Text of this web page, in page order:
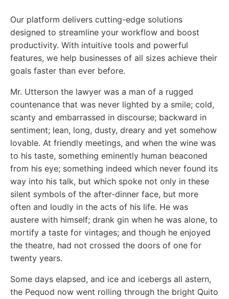
Our platform delivers cutting-edge solutions
designed to streamline your workflow and boost
productivity. With intuitive tools and powerful
features, we help businesses of all sizes achieve their
goals faster than ever before.
Mr. Utterson the lawyer was a man of a rugged
countenance that was never lighted by a smile; cold,
scanty and embarrassed in discourse; backward in
sentiment; lean, long, dusty, dreary and yet somehow
lovable. At friendly meetings, and when the wine was
to his taste, something eminently human beaconed
from his eye; something indeed which never found its
way into his talk, but which spoke not only in these
silent symbols of the after-dinner face, but more
often and loudly in the acts of his life. He was
austere with himself; drank gin when he was alone, to
mortify a taste for vintages; and though he enjoyed
the theatre, had not crossed the doors of one for
twenty years.
Some days elapsed, and ice and icebergs all astern,
the Pequod now went rolling through the bright Quito